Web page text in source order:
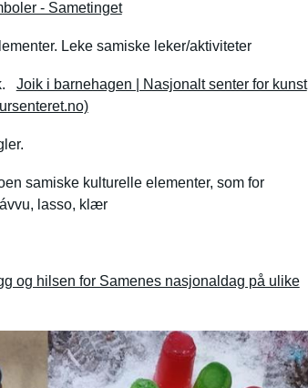
- Sametinget
Leke samiske leker/aktiviteter
Joik i barnehagen | Nasjonalt senter for kunst
samiske kulturelle elementer, som for
lasso, klær
og hilsen for Samenes nasjonaldag på ulike